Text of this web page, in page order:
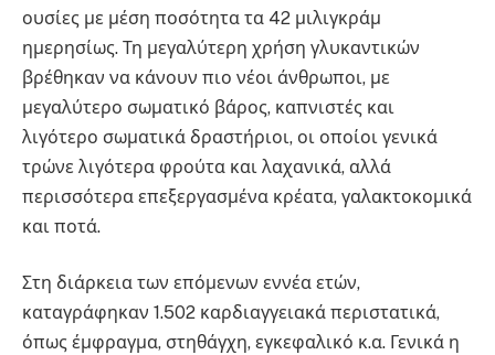
ουσίες με μέση ποσότητα τα 42 μιλιγκράμ
ημερησίως. Τη μεγαλύτερη χρήση γλυκαντικών
βρέθηκαν να κάνουν πιο νέοι άνθρωποι, με
μεγαλύτερο σωματικό βάρος, καπνιστές και
λιγότερο σωματικά δραστήριοι, οι οποίοι γενικά
τρώνε λιγότερα φρούτα και λαχανικά, αλλά
περισσότερα επεξεργασμένα κρέατα, γαλακτοκομικά
και ποτά.
Στη διάρκεια των επόμενων εννέα ετών,
καταγράφηκαν 1.502 καρδιαγγειακά περιστατικά,
όπως έμφραγμα, στηθάγχη, εγκεφαλικό κ.α. Γενικά η